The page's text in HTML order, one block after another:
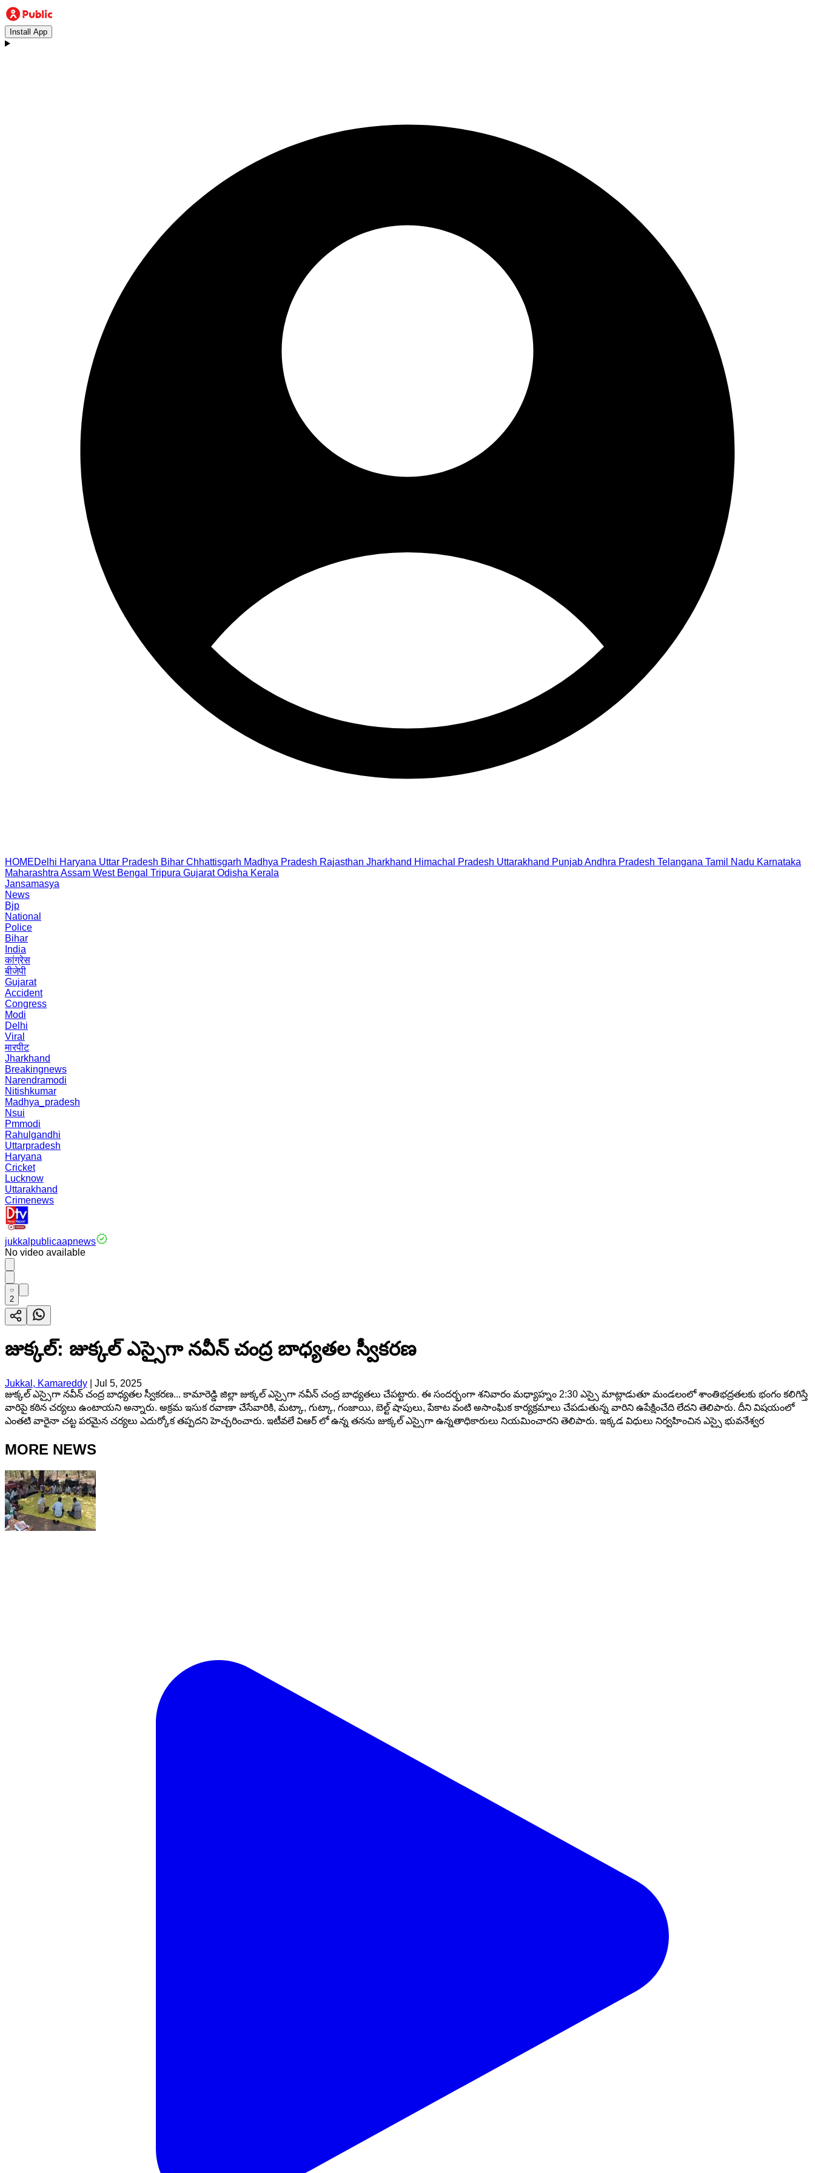
Install App
HOMEDelhi Haryana Uttar Pradesh Bihar Chhattisgarh Madhya Pradesh Rajasthan Jharkhand Himachal Pradesh Uttarakhand PunjabAndhra Pradesh Telangana Tamil Nadu Karnataka
Maharashtra Assam West Bengal Tripura Gujarat Odisha Kerala
Jansamasya
News
Bjp
National
Police
Bihar
India
कांग्रेस
बीजेपी
Gujarat
Accident
Congress
Modi
Delhi
Viral
मारपीट
Jharkhand
Breakingnews
Narendramodi
Nitishkumar
Madhya_pradesh
Nsui
Pmmodi
Rahulgandhi
Uttarpradesh
Haryana
Cricket
Lucknow
Uttarakhand
Crimenews
jukkalpublicaapnews
No video available
2
జుక్కల్: జుక్కల్ ఎస్సైగా నవీన్ చంద్ర బాధ్యతల స్వీకరణ
Jukkal, Kamareddy
Jul 5, 2025
జుక్కల్ ఎస్సైగా నవీన్ చంద్ర బాధ్యతల స్వీకరణ... కామారెడ్డి జిల్లా జుక్కల్ ఎస్సైగా నవీన్ చంద్ర బాధ్యతలు చేపట్టారు. ఈ సందర్భంగా శనివారం మధ్యాహ్నం 2:30 ఎస్సై మాట్లాడుతూ మండలంలో శాంతిభద్రతలకు భంగం కలిగిస్తే
వారిపై కఠిన చర్యలు ఉంటాయని అన్నారు. అక్రమ ఇసుక రవాణా చేసేవారికి, మట్కా, గుట్కా, గంజాయి, బెల్ట్ షాపులు, పేకాట వంటి అసాంఘిక కార్యక్రమాలు చేపడుతున్న వారిని ఉపేక్షించేది లేదని తెలిపారు. దీని విషయంలో
ఎంతటి వారైనా చట్ట పరమైన చర్యలు ఎదుర్కోక తప్పదని హెచ్చరించారు. ఇటీవలే విఆర్ లో ఉన్న తనను జుక్కల్ ఎస్సైగా ఉన్నతాధికారులు నియమించారని తెలిపారు. ఇక్కడ విధులు నిర్వహించిన ఎస్సై భువనేశ్వర
MORE NEWS